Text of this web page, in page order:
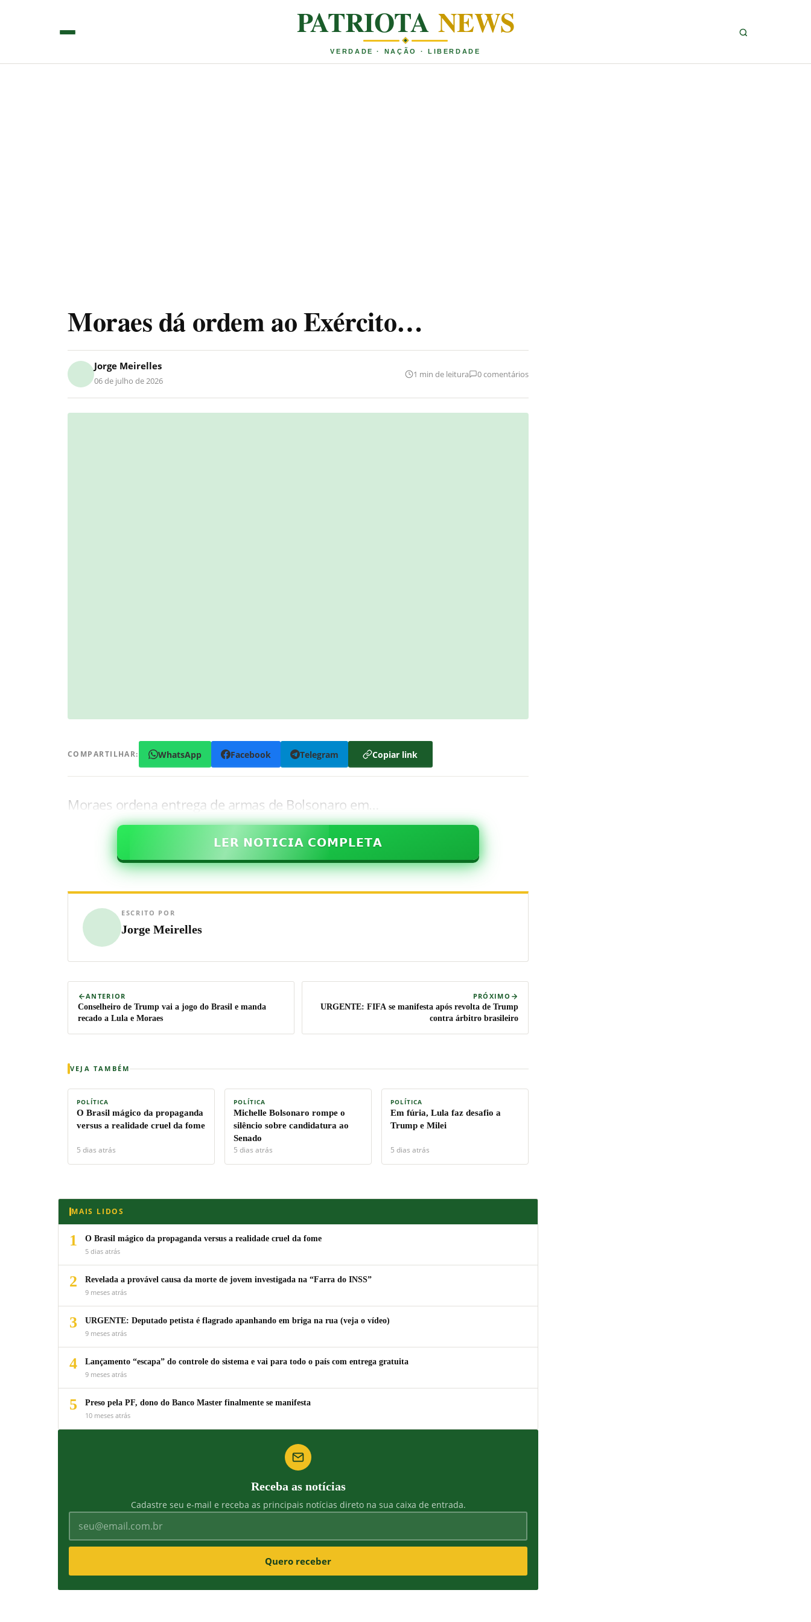
PATRIOTA NEWS
VERDADE · NAÇÃO · LIBERDADE
Moraes dá ordem ao Exército…
Jorge Meirelles
06 de julho de 2026
1 min de leitura 0 comentários
COMPARTILHAR: WhatsApp Facebook Telegram Copiar link
Moraes ordena entrega de armas de Bolsonaro em…
𝗟𝗘𝗥 𝗡𝗢𝗧𝗜𝗖𝗜𝗔 𝗖𝗢𝗠𝗣𝗟𝗘𝗧𝗔
ESCRITO POR
Jorge Meirelles
ANTERIOR
Conselheiro de Trump vai a jogo do Brasil e manda
recado a Lula e Moraes
PRÓXIMO
URGENTE: FIFA se manifesta após revolta de Trump
contra árbitro brasileiro
VEJA TAMBÉM
POLÍTICA
O Brasil mágico da propaganda
versus a realidade cruel da fome
5 dias atrás
POLÍTICA
Michelle Bolsonaro rompe o
silêncio sobre candidatura ao
Senado
5 dias atrás
POLÍTICA
Em fúria, Lula faz desafio a
Trump e Milei
5 dias atrás
MAIS LIDOS
1
O Brasil mágico da propaganda versus a realidade cruel da fome
5 dias atrás
2
Revelada a provável causa da morte de jovem investigada na “Farra do INSS”
9 meses atrás
3
URGENTE: Deputado petista é flagrado apanhando em briga na rua (veja o vídeo)
9 meses atrás
4
Lançamento “escapa” do controle do sistema e vai para todo o país com entrega gratuita
9 meses atrás
5
Preso pela PF, dono do Banco Master finalmente se manifesta
10 meses atrás
Receba as notícias
Cadastre seu e-mail e receba as principais notícias direto na sua caixa de entrada.
Quero receber